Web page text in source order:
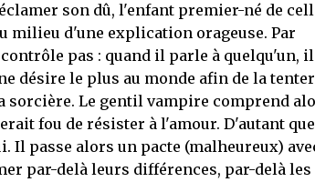
son dû, l'enfant premier-né de
milieu d'une explication orageuse. Par
pas : quand il parle à quelqu'un, il
désire le plus au monde afin de la
sorcière. Le gentil vampire comprend
fou de résister à l'amour. D'autant
Il passe alors un pacte (malheureux)
par-delà leurs différences, par-delà les